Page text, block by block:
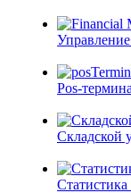
Pos-
Складской
Статистика